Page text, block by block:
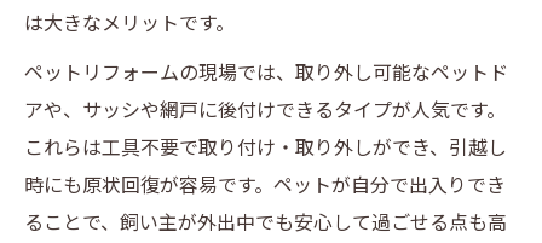
は大きなメリットです。
ペットリフォームの現場では、取り外し可能なペットド
アや、サッシや網戸に後付けできるタイプが人気です。
これらは工具不要で取り付け・取り外しができ、引越し
時にも原状回復が容易です。ペットが自分で出入りでき
ることで、飼い主が外出中でも安心して過ごせる点も高